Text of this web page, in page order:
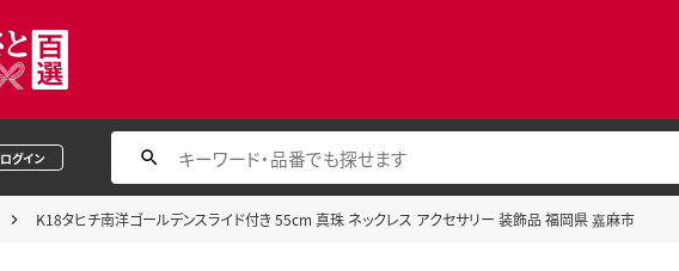
ログイン
K18タヒチ南洋ゴールデンスライド付き 55cm 真珠 ネックレス アクセサリー 装飾品 福岡県 嘉麻市